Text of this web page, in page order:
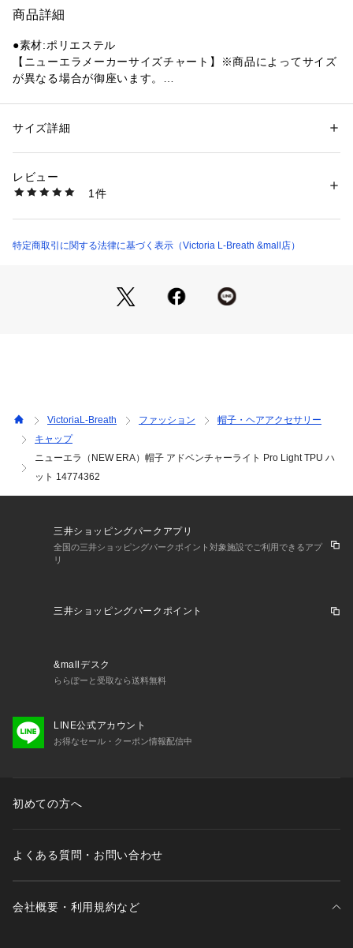
商品詳細
●素材:ポリエステル
【ニューエラメーカーサイズチャート】※商品によってサイズ
が異なる場合が御座います。
●軽量性と快適性を追求した、撥水機能を備えるアウトドア対
対応 パーツごとに配置されたレーザーホールにより通気性を
確保。抗菌効果のある MICROERA スウェットバンドを採用。
仕様。あご紐は着脱可能。
※一部商品において弊社カラー表記がメーカーカラー表記と異
なる場合があります。
eath アウトドアカジュアル小物 アクセサリー 帽子 Men's Me
ns メンズ めんず 男性 アウトドア レジャー ハイキング キャ
ンプ ぼうし 日よけ 紫外線対策 UV対策 熱中症対策 黒 ブラッ
ク newera_headwear_26ss
性別：レディース
商品番号：
10902842801 （ショップ）
サイズ詳細
レビュー
1件
特定商取引に関する法律に基づく表示（Victoria L-Breath &mall店）
VictoriaL-Breath ファッション
帽子・ヘアアクセサリー
キャップ
ニューエラ（NEW ERA）帽子 アドベンチャーライト Pro Light TPU ハ
ット 14774362
三井ショッピングパークアプリ
全国の三井ショッピングパークポイント対象施設でご利用できるアプ
リ
三井ショッピングパークポイント
&mallデスク
ららぽーと受取なら送料無料
LINE公式アカウント
お得なセール・クーポン情報配信中
初めての方へ
よくある質問・お問い合わせ
会社概要・利用規約など